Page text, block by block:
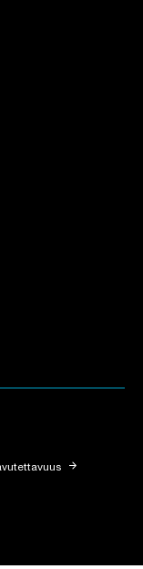
välilehteen
uuteen välilehteen
avautuu uuteen
arrow_forward